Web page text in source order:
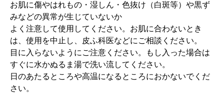
お肌に傷やはれもの・湿しん・色抜け（白斑等）や黒ず
みなどの異常が生じていないか
よく注意して使用してください。お肌に合わないとき
は、使用を中止し、皮ふ科医などにご相談ください。
目に入らないようにご注意ください。もし入った場合は
すぐに水かぬるま湯で洗い流してください。
日のあたるところや高温になるところにおかないでくだ
さい。